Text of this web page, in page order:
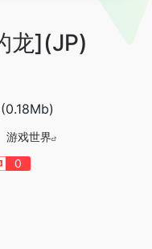
龙](JP)
游戏世界
0